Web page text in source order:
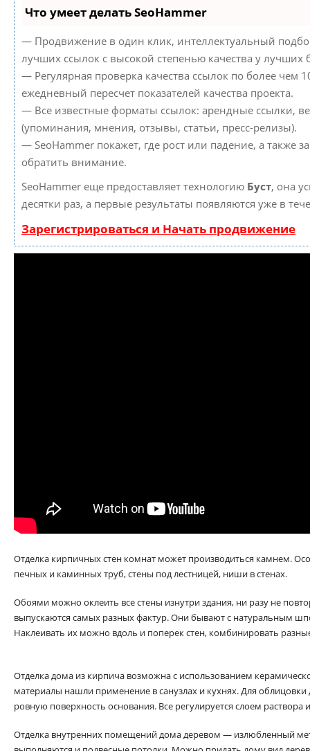
Что умеет делать SeoHammer
— Продвижение в один клик, интеллектуальный
лучших ссылок с высокой степенью качества у лучших
— Регулярная проверка качества ссылок по более чем
ежедневный пересчет показателей качества проекта.
— Все известные форматы ссылок: арендные ссылки,
(упоминания, мнения, отзывы, статьи, пресс-релизы).
— SeoHammer покажет, где рост или падение, а также
обратить внимание.
SeoHammer еще предоставляет технологию Буст, она
десятки раз, а первые результаты появляются уже в
Зарегистрироваться и Начать продвижение
Отделка кирпичных стен комнат может производиться камнем.
печных и каминных труб, стены под лестницей, ниши в стенах.
Обоями можно оклеить все стены изнутри здания, ни разу не
выпускаются самых разных фактур. Они бывают с натуральным
Наклеивать их можно вдоль и поперек стен, комбинировать
Отделка дома из кирпича возможна с использованием
материалы нашли применение в санузлах и кухнях. Для
ровную поверхность основания. Все регулируется слоем раствора
Отделка внутренних помещений дома деревом — излюбленный